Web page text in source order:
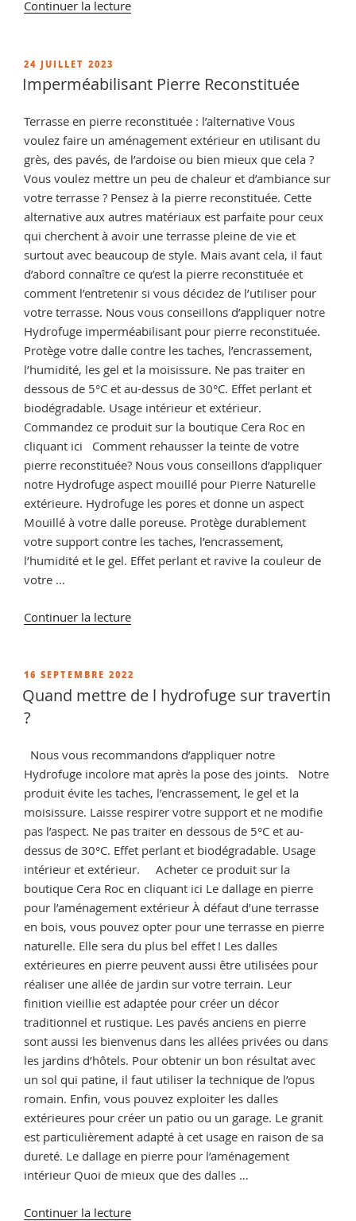
Continuer la lecturede
taches
sur
votre
terrasse
en
pierre »
PUBLIÉ
LE
24 JUILLET 2023
Imperméabilisant Pierre Reconstituée
Terrasse en pierre reconstituée : l’alternative Vous
voulez faire un aménagement extérieur en utilisant du
grès, des pavés, de l’ardoise ou bien mieux que cela ?
Vous voulez mettre un peu de chaleur et d’ambiance sur
votre terrasse ? Pensez à la pierre reconstituée. Cette
alternative aux autres matériaux est parfaite pour ceux
qui cherchent à avoir une terrasse pleine de vie et
surtout avec beaucoup de style. Mais avant cela, il faut
d’abord connaître ce qu’est la pierre reconstituée et
comment l’entretenir si vous décidez de l’utiliser pour
votre terrasse. Nous vous conseillons d’appliquer notre
Hydrofuge imperméabilisant pour pierre reconstituée.
Protège votre dalle contre les taches, l’encrassement,
l’humidité, les gel et la moisissure. Ne pas traiter en
dessous de 5°C et au-dessus de 30°C. Effet perlant et
biodégradable. Usage intérieur et extérieur.
Commandez ce produit sur la boutique Cera Roc en
cliquant ici Comment rehausser la teinte de votre
pierre reconstituée? Nous vous conseillons d’appliquer
notre Hydrofuge aspect mouillé pour Pierre Naturelle
extérieure. Hydrofuge les pores et donne un aspect
Mouillé à votre dalle poreuse. Protège durablement
votre support contre les taches, l’encrassement,
l’humidité et le gel. Effet perlant et ravive la couleur de
votre …
Continuer la lecturede
Reconstituée »
PUBLIÉ
LE
16 SEPTEMBRE 2022
Quand mettre de l hydrofuge sur travertin
?
Nous vous recommandons d’appliquer notre
Hydrofuge incolore mat après la pose des joints. Notre
produit évite les taches, l’encrassement, le gel et la
moisissure. Laisse respirer votre support et ne modifie
pas l’aspect. Ne pas traiter en dessous de 5°C et au-
dessus de 30°C. Effet perlant et biodégradable. Usage
intérieur et extérieur. Acheter ce produit sur la
boutique Cera Roc en cliquant ici Le dallage en pierre
pour l’aménagement extérieur À défaut d’une terrasse
en bois, vous pouvez opter pour une terrasse en pierre
naturelle. Elle sera du plus bel effet ! Les dalles
extérieures en pierre peuvent aussi être utilisées pour
réaliser une allée de jardin sur votre terrain. Leur
finition vieillie est adaptée pour créer un décor
traditionnel et rustique. Les pavés anciens en pierre
sont aussi les bienvenus dans les allées privées ou dans
les jardins d’hôtels. Pour obtenir un bon résultat avec
un sol qui patine, il faut utiliser la technique de l’opus
romain. Enfin, vous pouvez exploiter les dalles
extérieures pour créer un patio ou un garage. Le granit
est particulièrement adapté à cet usage en raison de sa
dureté. Le dallage en pierre pour l’aménagement
intérieur Quoi de mieux que des dalles …
Continuer la lecturede